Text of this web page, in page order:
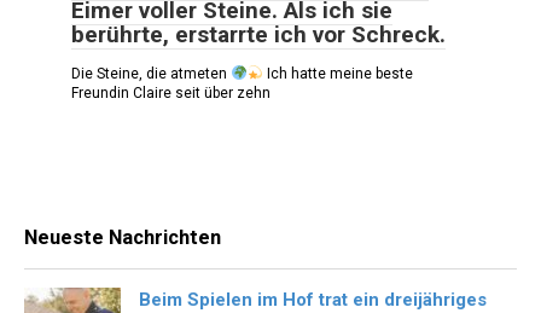
Eimer voller Steine. Als ich sie
berührte, erstarrte ich vor Schreck.
Die Steine, die atmeten
Ich hatte meine beste
Freundin Claire seit über zehn
Neueste Nachrichten
Beim Spielen im Hof trat ein dreijähriges